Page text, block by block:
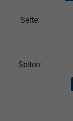
Seite:
Seiten: